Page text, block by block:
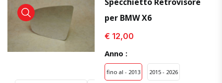
visualizza prodotto visualizza prodotto
per BMW X6
€ 12,00
Anno :
fino al - 2013 2015 - 2026